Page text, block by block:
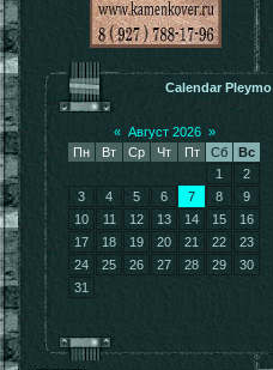
Calendar Pleymo
« Август 2026 »
Пн
Вт Ср Чт Пт Сб
Вс
1
2
3
4 5 6 7 8
9
10
11 12 13 14 15
16
17
18 19 20 21 22
23
24
25 26 27 28 29
30
31